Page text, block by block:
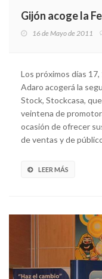
Gijón acoge la
16 de Mayo de 2011
Los próximos días
Adaro acogerá la
Stock, Stockcasa,
veintena de
ocasión de ofrecer
de ventas y de
LEER MÁS